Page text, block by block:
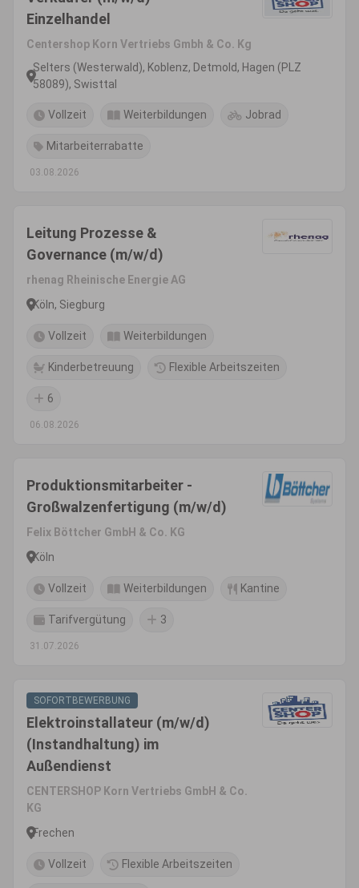
Einzelhandel
Centershop Korn Vertriebs Gmbh & Co. Kg
Selters (Westerwald), Koblenz, Detmold, Hagen (PLZ
58089), Swisttal
Vollzeit Weiterbildungen Jobrad
Mitarbeiterrabatte
03.08.2026
Leitung Prozesse &
Governance (m/w/d)
rhenag Rheinische Energie AG
Köln, Siegburg
Vollzeit Weiterbildungen
Kinderbetreuung Flexible Arbeitszeiten
6
06.08.2026
Produktionsmitarbeiter -
Großwalzenfertigung (m/w/d)
Felix Böttcher GmbH & Co. KG
Köln
Vollzeit Weiterbildungen Kantine
Tarifvergütung 3
31.07.2026
SOFORTBEWERBUNG
Elektroinstallateur (m/w/d)
(Instandhaltung) im
Außendienst
CENTERSHOP Korn Vertriebs GmbH & Co.
KG
Frechen
Vollzeit Flexible Arbeitszeiten